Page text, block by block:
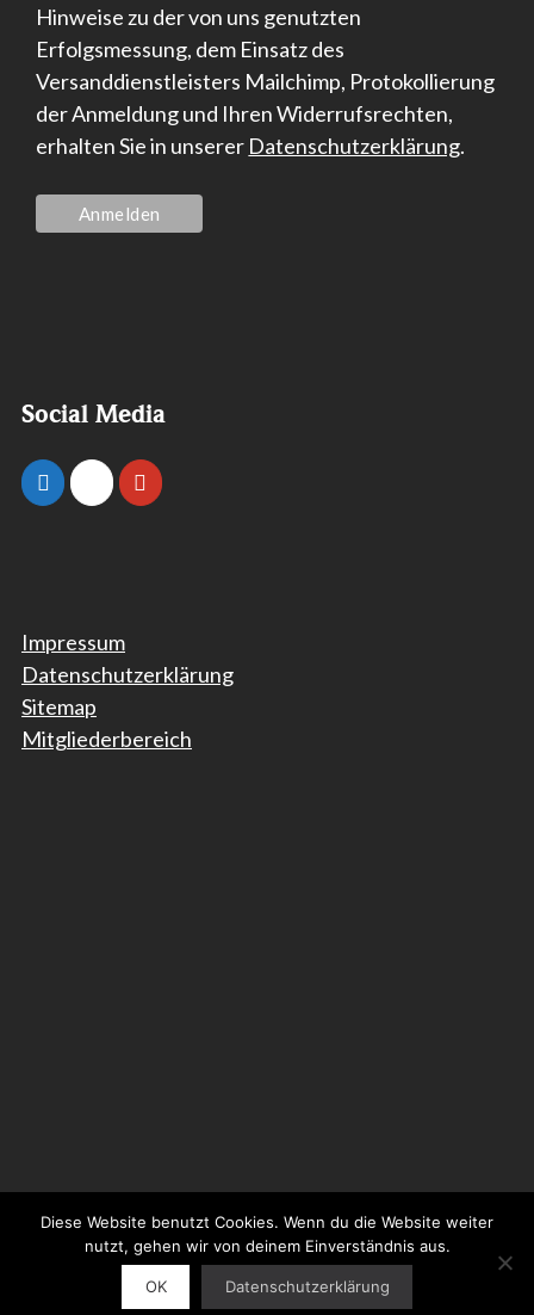
Hinweise zu der von uns genutzten
Erfolgsmessung, dem Einsatz des
Versanddienstleisters Mailchimp, Protokollierung
der Anmeldung und Ihren Widerrufsrechten,
erhalten Sie in unserer Datenschutzerklärung.
Social Media
Impressum
Datenschutzerklärung
Sitemap
Mitgliederbereich
© 2026 Neue Philharmonie Frankfurt GmbH
Diese Website benutzt Cookies. Wenn du die Website weiter
nutzt, gehen wir von deinem Einverständnis aus.
OK Datenschutzerklärung